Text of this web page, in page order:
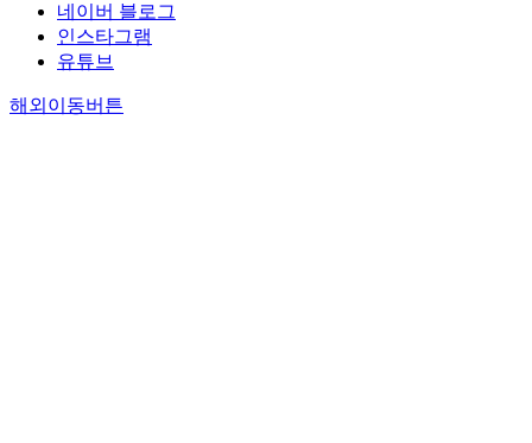
네이버 블로그
인스타그램
유튜브
해외이동버튼